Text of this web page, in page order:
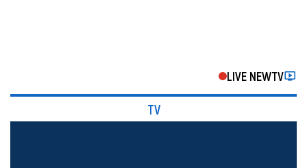
LIVE NEWTV
TV